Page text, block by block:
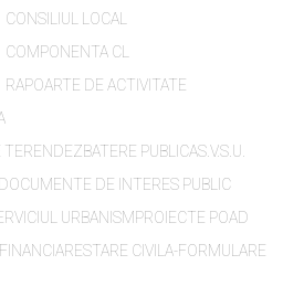
CONSILIUL LOCAL
COMPONENTA CL
RAPOARTE DE ACTIVITATE
TEREN DEZBATERE PUBLICAS.V.S.U.
DOCUMENTE DE INTERES PUBLIC
URBANISMPROIECTE POAD
STARE CIVILA-FORMULARE